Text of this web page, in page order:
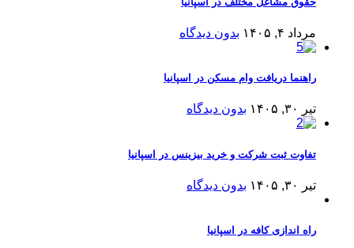
مرداد ۴, ۱۴۰۵ بدون دیدگاه
راهنما دریافت وام مسکن در اسپانیا
تیر ۳۰, ۱۴۰۵ بدون دیدگاه
تفاوت ثبت شرکت و خرید بیزینس در اسپانیا
تیر ۳۰, ۱۴۰۵ بدون دیدگاه
راه اندازی کافه در اسپانیا